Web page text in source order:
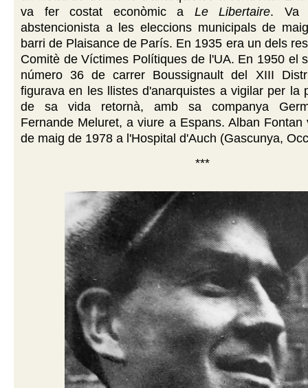
va fer costat econòmic a Le Libertaire. Va
abstencionista a les eleccions municipals de
barri de Plaisance de París. En 1935 era un dels
Comitè de Víctimes Polítiques de l'UA. En 1950 el
número 36 de carrer Boussignault del XIII
figurava en les llistes d'anarquistes a vigilar per la
de sa vida retornà, amb sa companya
Fernande Meluret, a viure a Espans. Alban
de maig de 1978 a l'Hospital d'Auch (Gascunya,
***